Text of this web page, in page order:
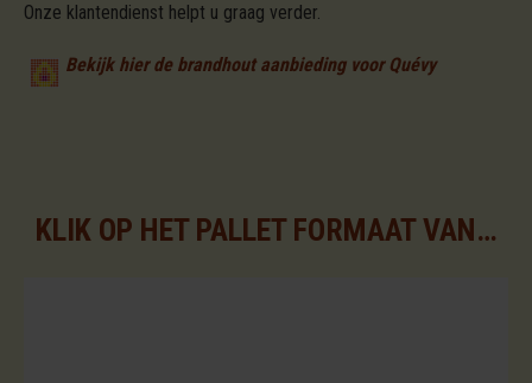
Onze klantendienst helpt u graag verder.
Bekijk hier de brandhout aanbieding voor Quévy
KLIK OP HET PALLET FORMAAT VAN UW KEUZE VOOR DE BESCHIKBARE ASSORTIMENTEN